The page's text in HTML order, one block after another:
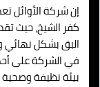
إن شركة الأوائل
كفر الشيخ، حيث
البق بشكل نهائي
في الشركة على
بيئة نظيفة وصحية